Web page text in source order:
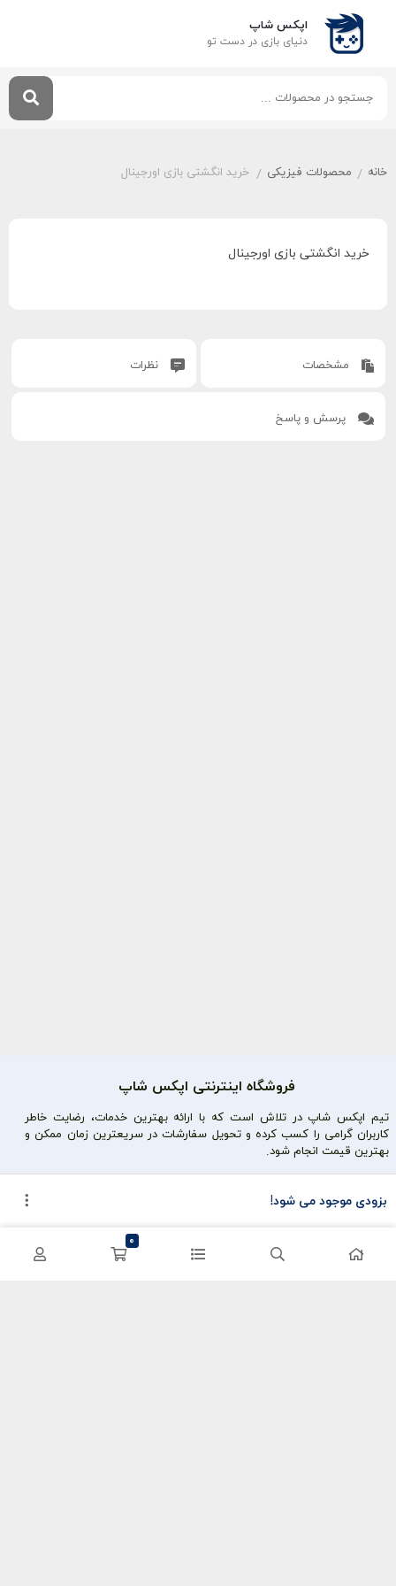
اپکس شاپ
دنیای بازی‌ در دست تو
خانه / محصولات فیزیکی / خرید انگشتی بازی اورجینال
خرید انگشتی بازی اورجینال
مشخصات نظرات
پرسش و پاسخ
بزودی موجود می شود!
فروشگاه اینترنتی اپکس شاپ
تیم اپکس شاپ در تلاش است که با ارائه بهترین خدمات، رضایت خاطر
کاربران گرامی را کسب کرده و تحویل سفارشات در سریعترین زمان ممکن و
بهترین قیمت انجام شود.
کریستال گنشین
سفارشات
0